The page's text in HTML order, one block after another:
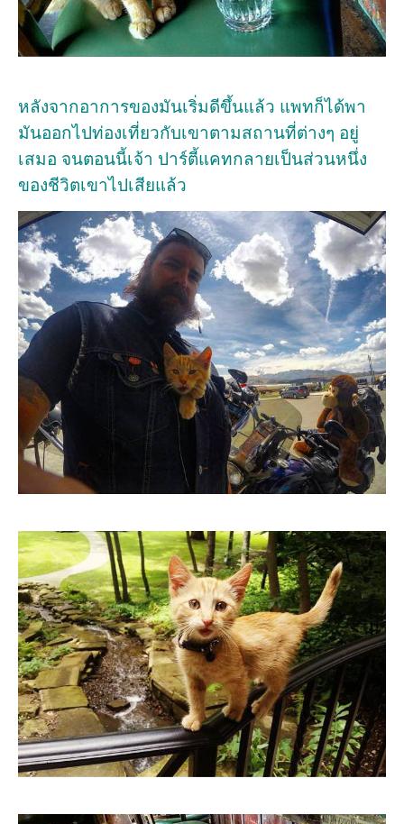
หลังจากอาการของมันเริ่มดีขึ้นแล้ว แพทก็ได้พา
มันออกไปท่องเที่ยวกับเขาตามสถานที่ต่างๆ อยู่
เสมอ จนตอนนี้เจ้า ปาร์ตี้แคทกลายเป็นส่วนหนึ่ง
ของชีวิตเขาไปเสียแล้ว